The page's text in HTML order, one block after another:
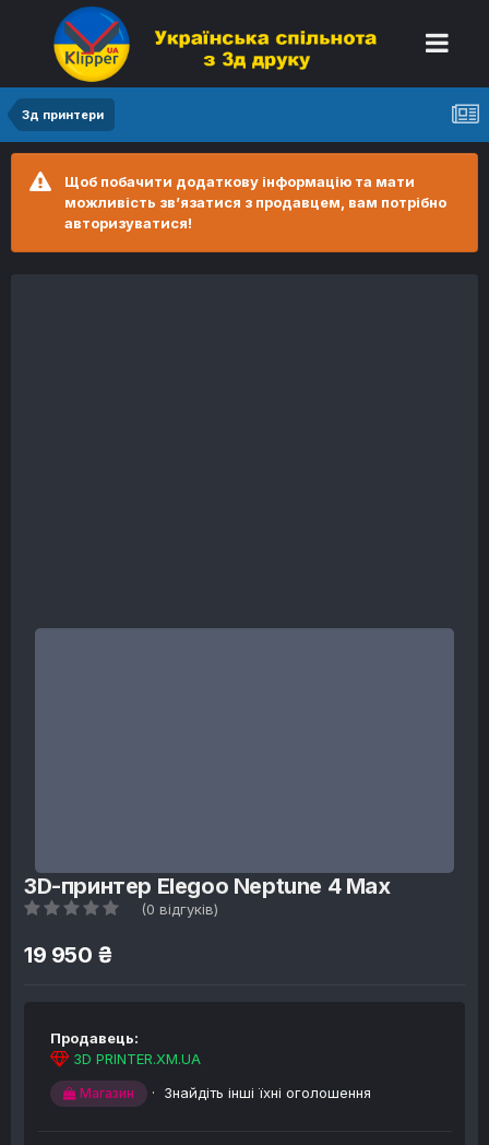
3д принтери
Щоб побачити додаткову інформацію та мати
можливість зв’язатися з продавцем, вам потрібно
авторизуватися!
3D-принтер Elegoo Neptune 4 Max
(0 відгуків)
19 950 ₴
Продавець:
3D PRINTER.XM.UA
Магазин · Знайдіть інші їхні оголошення